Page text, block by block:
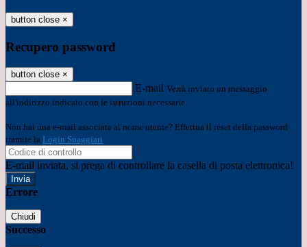
button close ×
Recupero password
button close ×
E-mail Verrà inviato un messaggio
all'indirizzo indicato con le istruzioni necessarie.
Non hai una e-mail associata al nome utente? Effettua il reset della password
tramite la Login Spaggiari
E-mail inviata, si prega di controllare la casella di posta elettronica!
Errore
Chiudi
Successo